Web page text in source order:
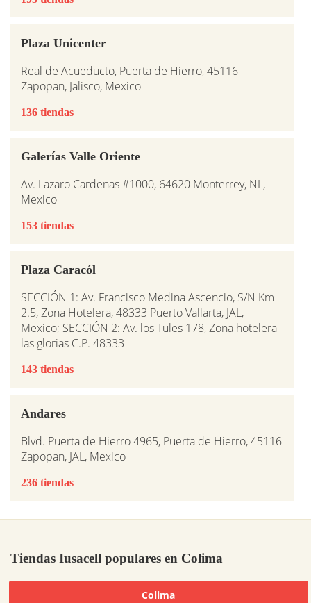
Plaza Unicenter
Real de Acueducto, Puerta de Hierro, 45116
Zapopan, Jalisco, Mexico
136 tiendas
Galerías Valle Oriente
Av. Lazaro Cardenas #1000, 64620 Monterrey, NL,
Mexico
153 tiendas
Plaza Caracól
SECCIÓN 1: Av. Francisco Medina Ascencio, S/N Km
2.5, Zona Hotelera, 48333 Puerto Vallarta, JAL,
Mexico; SECCIÓN 2: Av. los Tules 178, Zona hotelera
las glorias C.P. 48333
143 tiendas
Andares
Blvd. Puerta de Hierro 4965, Puerta de Hierro, 45116
Zapopan, JAL, Mexico
236 tiendas
Tiendas Iusacell populares en Colima
Colima